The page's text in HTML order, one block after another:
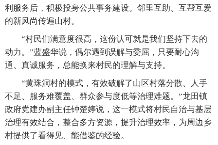
利服务后，积极投身公共事务建设。邻里互助、互帮互爱
的新风尚传遍山村。
“村民们满意度很高，这份认可就是我们坚持下去的
动力。”蓝盛华说，偶尔遇到误解与委屈，只要耐心沟
通、真诚服务，总能换来村民的理解与支持。
“黄珠洞村的模式，有效破解了山区村落分散、人手
不足、服务难覆盖、群众参与度低等治理难题。”龙田镇
政府党建办副主任钟楚婷说，这一模式将村民自治与基层
治理有效结合，整合多方资源，提升治理效率，为周边乡
村提供了看得见、能借鉴的经验。